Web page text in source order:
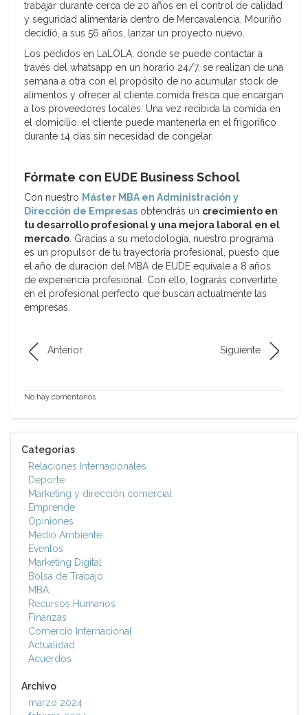
trabajar durante cerca de 20 años en el control de calidad
y seguridad alimentaria dentro de Mercavalencia, Mouriño
decidió, a sus 56 años, lanzar un proyecto nuevo.
Los pedidos en LaLOLA, donde se puede contactar a
través del whatsapp en un horario 24/7, se realizan de una
semana a otra con el propósito de no acumular stock de
alimentos y ofrecer al cliente comida fresca que encargan
a los proveedores locales. Una vez recibida la comida en
el domicilio, el cliente puede mantenerla en el frigorífico
durante 14 días sin necesidad de congelar.
Fórmate con EUDE Business School
Con nuestro Máster MBA en Administración y
Dirección de Empresas obtendrás un crecimiento en
tu desarrollo profesional y una mejora laboral en el
mercado. Gracias a su metodología, nuestro programa
es un propulsor de tu trayectoria profesional, puesto que
el año de duración del MBA de EUDE equivale a 8 años
de experiencia profesional. Con ello, lograrás convertirte
en el profesional perfecto que buscan actualmente las
empresas.
Anterior Siguiente
No hay comentarios
Categorías
Relaciones Internacionales
Deporte
Marketing y dirección comercial
Emprende
Opiniones
Medio Ambiente
Eventos
Marketing Digital
Bolsa de Trabajo
MBA
Recursos Humanos
Finanzas
Comercio Internacional
Actualidad
Acuerdos
Archivo
marzo 2024